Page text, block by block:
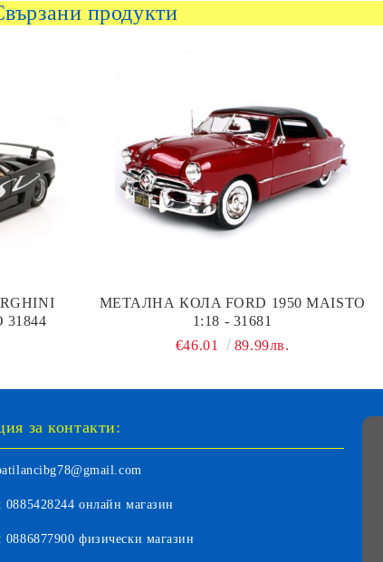
продукти
31844
МЕТАЛНА КОЛA FORD 1950 MAISTO
1:18 - 31681
€46.01
89.99лв.
за контакти:
0885428244 онлайн магазин
0886877900 физически магазин